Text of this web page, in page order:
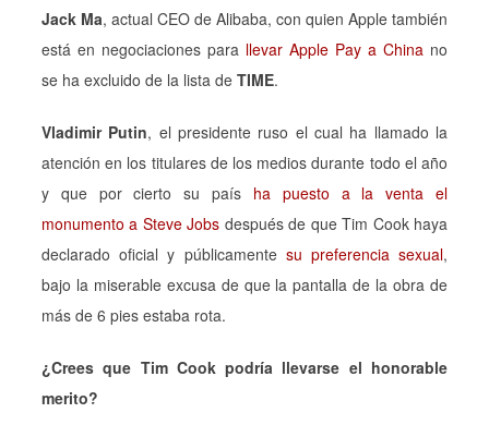
Jack Ma, actual CEO de Alibaba, con quien Apple también
está en negociaciones para llevar Apple Pay a China no
se ha excluido de la lista de TIME.
Vladimir Putin, el presidente ruso el cual ha llamado la
atención en los titulares de los medios durante todo el año
y que por cierto su país ha puesto a la venta el
monumento a Steve Jobs después de que Tim Cook haya
declarado oficial y públicamente su preferencia sexual,
bajo la miserable excusa de que la pantalla de la obra de
más de 6 pies estaba rota.
¿Crees que Tim Cook podría llevarse el honorable
merito?